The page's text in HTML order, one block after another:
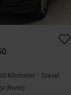
Kilometer
Diesel
(Runö)